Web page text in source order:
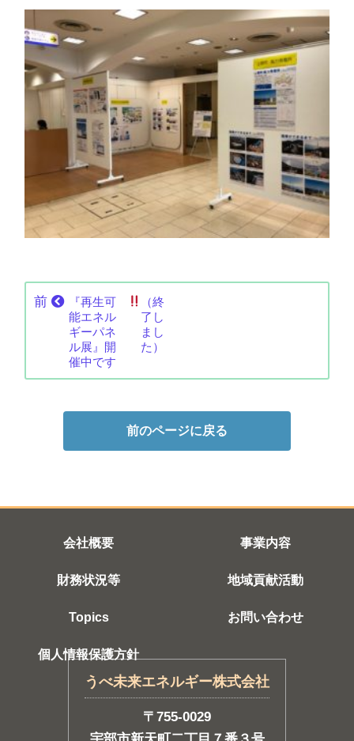
前
『再生可
能エネル
ギーパネ
ル展』開
催中です
（終
了し
まし
た）
前のページに戻る
会社概要 事業内容
財務状況等 地域貢献活動
Topics お問い合わせ
個人情報保護方針
うべ未来エネルギー株式会社
〒755-0029